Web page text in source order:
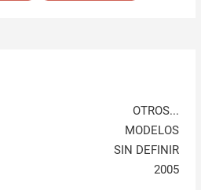
OTROS...
MODELOS
SIN DEFINIR
2005